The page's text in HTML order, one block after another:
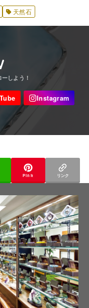
天然石
Pin it リンク